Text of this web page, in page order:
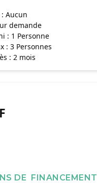
Aucun
demande
: 1 Personne
: 3 Personnes
: 2 mois
DE FINANCEMENT